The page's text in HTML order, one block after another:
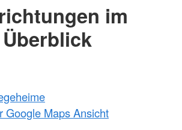
im
Überblick
Google Maps Ansicht